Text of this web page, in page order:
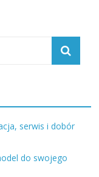
serwis i dobór
do swojego